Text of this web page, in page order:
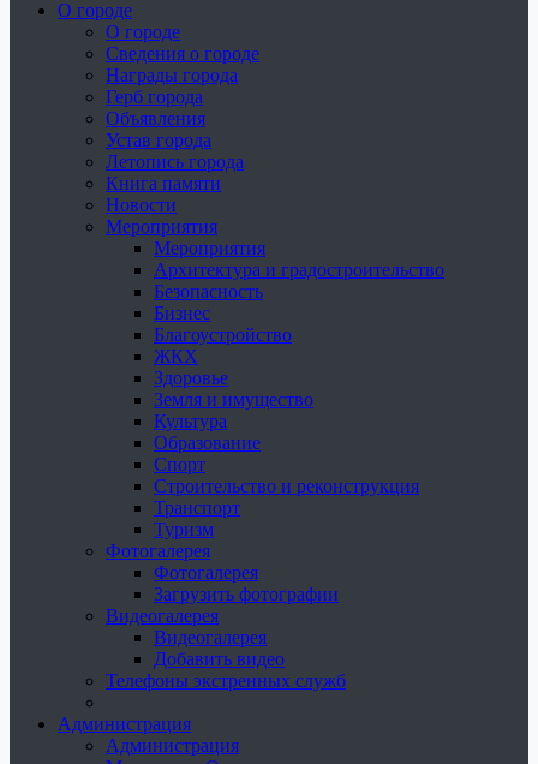
О городе
О городе
Сведения о городе
Награды города
Герб города
Объявления
Устав города
Летопись города
Книга памяти
Новости
Мероприятия
Мероприятия
Архитектура и градостроительство
Безопасность
Бизнес
Благоустройство
ЖКХ
Здоровье
Земля и имущество
Культура
Образование
Спорт
Строительство и реконструкция
Транспорт
Туризм
Фотогалерея
Фотогалерея
Загрузить фотографии
Видеогалерея
Видеогалерея
Добавить видео
Телефоны экстренных служб
Администрация
Администрация